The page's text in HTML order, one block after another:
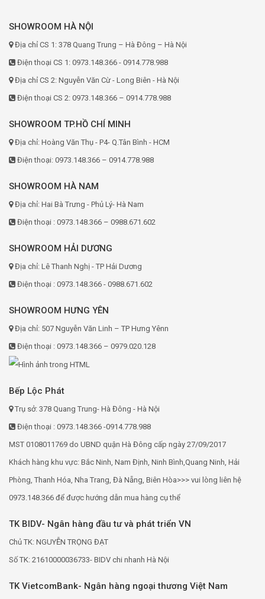
SHOWROOM HÀ NỘI
Địa chỉ CS 1: 378 Quang Trung – Hà Đông – Hà Nội
Điện thoại CS 1: 0973.148.366 - 0914.778.988
Địa chỉ CS 2: Nguyễn Văn Cừ - Long Biên - Hà Nội
Điện thoại CS 2: 0973.148.366 – 0914.778.988
SHOWROOM TP.HỒ CHÍ MINH
Địa chỉ: Hoàng Văn Thụ - P4- Q.Tân Bình - HCM
Điện thoại: 0973.148.366 – 0914.778.988
SHOWROOM HÀ NAM
Địa chỉ: Hai Bà Trưng - Phủ Lý- Hà Nam
Điện thoại : 0973.148.366 – 0988.671.602
SHOWROOM HẢI DƯƠNG
Địa chỉ: Lê Thanh Nghị - TP Hải Dương
Điện thoại : 0973.148.366 - 0988.671.602
SHOWROOM HƯNG YÊN
Địa chỉ: 507 Nguyễn Văn Linh – TP Hưng Yênn
Điện thoại : 0973.148.366 – 0979.020.128
Bếp Lộc Phát
Trụ sở: 378 Quang Trung- Hà Đông - Hà Nội
Điện thoại : 0973.148.366 -0914.778.988
MST 0108011769 do UBND quận Hà Đông cấp ngày 27/09/2017
Khách hàng khu vực: Bắc Ninh, Nam Định, Ninh Bình,Quang Ninh, Hải
Phòng, Thanh Hóa, Nha Trang, Đà Nẵng, Biên Hòa>>> vui lòng liên hệ
0973.148.366 để được hướng dẫn mua hàng cụ thể
TK BIDV- Ngân hàng đầu tư và phát triển VN
Chủ TK: NGUYỄN TRỌNG ĐẠT
Số TK: 21610000036733- BIDV chi nhanh Hà Nội
TK VietcomBank- Ngân hàng ngoại thương Việt Nam